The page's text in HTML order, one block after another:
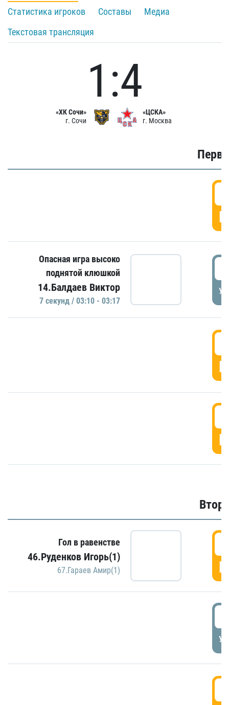
Статистика игроков
Составы
Медиа
Текстовая трансляция
«ХК Сочи»
г. Сочи
1:4
«ЦСКА»
г. Москва
Опасная игра высоко
поднятой клюшкой
14.Балдаев Виктор
7 секунд / 03:10 - 03:17
Гол в равенстве
46.Руденков Игорь(1)
67.Гараев Амир(1)